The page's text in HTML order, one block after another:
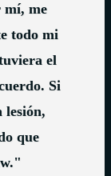
mí, me
todo mi
el
Si
lesión,
que